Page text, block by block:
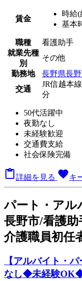
賃金
時給(
基本
職種
看護助手
就業先種
別
その他
勤務地
長野県長
交通
JR信越本
分
50代活躍中
夜勤なし
未経験歓迎
交通費支給
社会保険完備
詳細を見る favoriteキ
パート ・ア
長野市/看護
介護職員初任
【アルバイト・
なし◆未経験